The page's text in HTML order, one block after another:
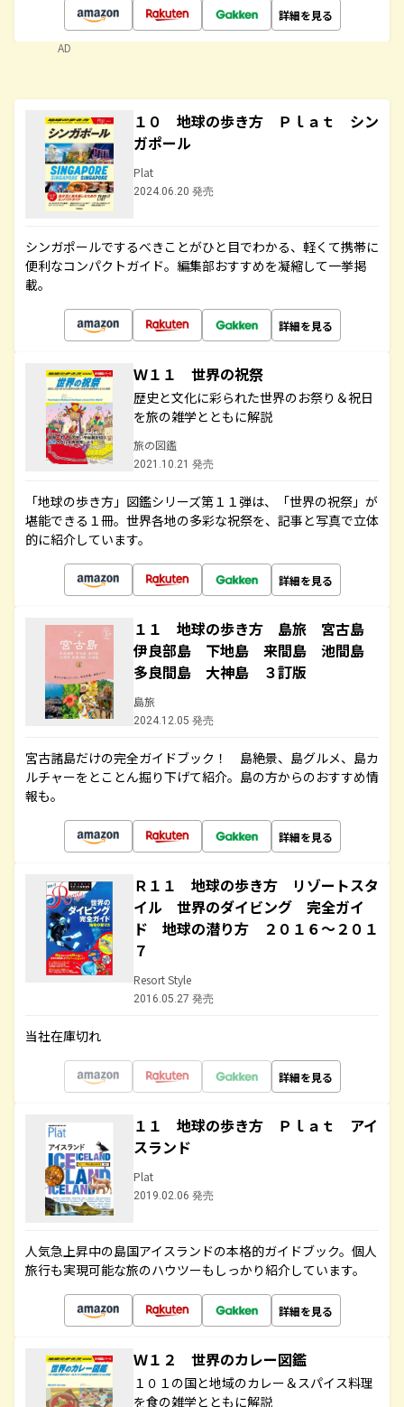
詳細を見る
AD
１０ 地球の歩き方 Ｐｌａｔ シン
ガポール
Plat
2024.06.20 発売
シンガポールでするべきことがひと目でわかる、軽くて携帯に
便利なコンパクトガイド。編集部おすすめを凝縮して一挙掲
載。
詳細を見る
Ｗ１１ 世界の祝祭
歴史と文化に彩られた世界のお祭り＆祝日
を旅の雑学とともに解説
旅の図鑑
2021.10.21 発売
「地球の歩き方」図鑑シリーズ第１１弾は、「世界の祝祭」が
堪能できる１冊。世界各地の多彩な祝祭を、記事と写真で立体
的に紹介しています。
詳細を見る
１１ 地球の歩き方 島旅 宮古島
伊良部島 下地島 来間島 池間島
多良間島 大神島 ３訂版
島旅
2024.12.05 発売
宮古諸島だけの完全ガイドブック！ 島絶景、島グルメ、島カ
ルチャーをとことん掘り下げて紹介。島の方からのおすすめ情
報も。
詳細を見る
Ｒ１１ 地球の歩き方 リゾートスタ
イル 世界のダイビング 完全ガイ
ド 地球の潜り方 ２０１６～２０１
７
Resort Style
2016.05.27 発売
当社在庫切れ
詳細を見る
１１ 地球の歩き方 Ｐｌａｔ アイ
スランド
Plat
2019.02.06 発売
人気急上昇中の島国アイスランドの本格的ガイドブック。個人
旅行も実現可能な旅のハウツーもしっかり紹介しています。
詳細を見る
Ｗ１２ 世界のカレー図鑑
１０１の国と地域のカレー＆スパイス料理
を食の雑学とともに解説